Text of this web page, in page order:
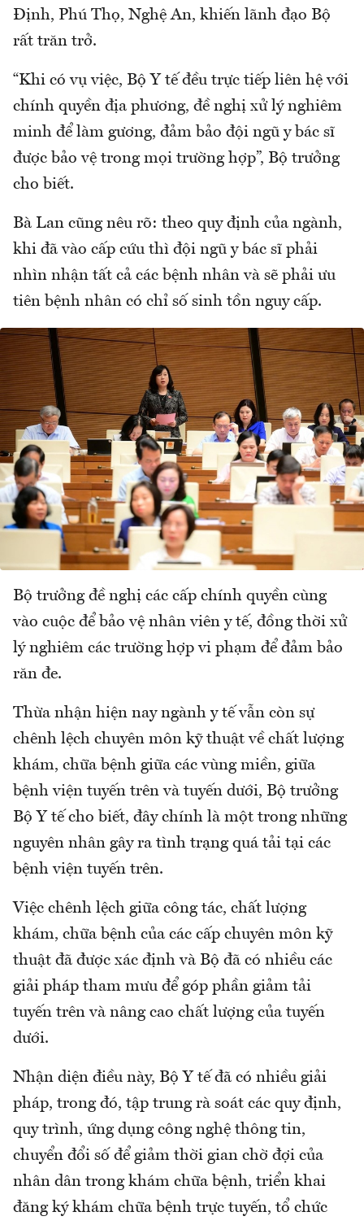
Định, Phú Thọ, Nghệ An, khiến lãnh đạo Bộ
rất trăn trở.
“Khi có vụ việc, Bộ Y tế đều trực tiếp liên hệ với
chính quyền địa phương, đề nghị xử lý nghiêm
minh để làm gương, đảm bảo đội ngũ y bác sĩ
được bảo vệ trong mọi trường hợp”, Bộ trưởng
cho biết.
Bà Lan cũng nêu rõ: theo quy định của ngành,
khi đã vào cấp cứu thì đội ngũ y bác sĩ phải
nhìn nhận tất cả các bệnh nhân và sẽ phải ưu
tiên bệnh nhân có chỉ số sinh tồn nguy cấp.
Bộ trưởng đề nghị các cấp chính quyền cùng
vào cuộc để bảo vệ nhân viên y tế, đồng thời xử
lý nghiêm các trường hợp vi phạm để đảm bảo
răn đe.
Thừa nhận hiện nay ngành y tế vẫn còn sự
chênh lệch chuyên môn kỹ thuật về chất lượng
khám, chữa bệnh giữa các vùng miền, giữa
bệnh viện tuyến trên và tuyến dưới, Bộ trưởng
Bộ Y tế cho biết, đây chính là một trong những
nguyên nhân gây ra tình trạng quá tải tại các
bệnh viện tuyến trên.
Việc chênh lệch giữa công tác, chất lượng
khám, chữa bệnh của các cấp chuyên môn kỹ
thuật đã được xác định và Bộ đã có nhiều các
giải pháp tham mưu để góp phần giảm tải
tuyến trên và nâng cao chất lượng của tuyến
dưới.
Nhận diện điều này, Bộ Y tế đã có nhiều giải
pháp, trong đó, tập trung rà soát các quy định,
quy trình, ứng dụng công nghệ thông tin,
chuyển đổi số để giảm thời gian chờ đợi của
nhân dân trong khám chữa bệnh, triển khai
đăng ký khám chữa bệnh trực tuyến, tổ chức